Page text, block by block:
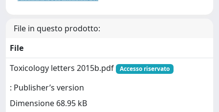
File in questo prodotto:
File
Toxicology letters 2015b.pdf
Accesso riservato
: Publisher’s version
Dimensione 68.95 kB